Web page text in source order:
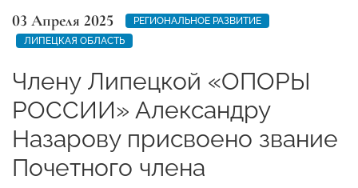
03 Апреля 2025
РЕГИОНАЛЬНОЕ РАЗВИТИЕ
ЛИПЕЦКАЯ ОБЛАСТЬ
Члену Липецкой «ОПОРЫ
РОССИИ» Александру
Назарову присвоено звание
Почетного члена